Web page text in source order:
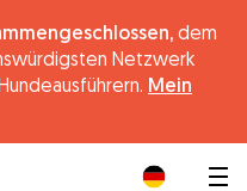
dem
Netzwerk
Mein